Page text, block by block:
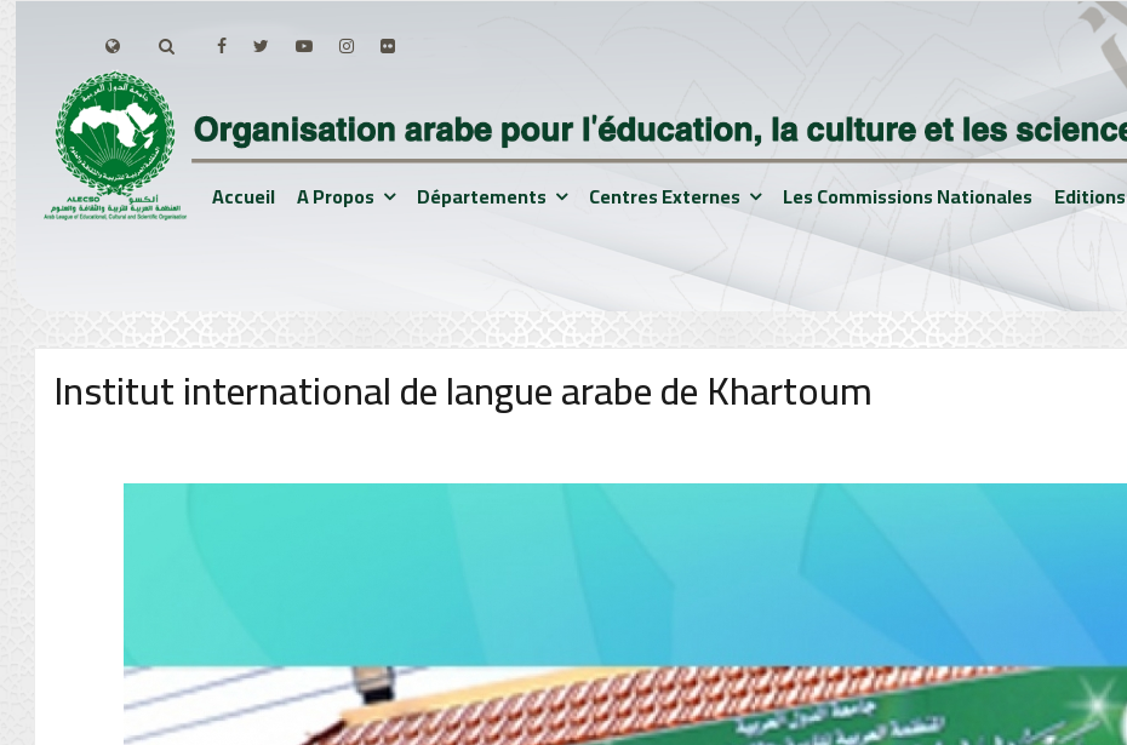
Accueil A Propos Départements Centres Externes Les Commissions Nationales Editions
Institut international de langue arabe de Khartoum